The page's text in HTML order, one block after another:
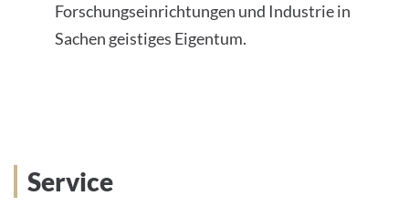
Forschungseinrichtungen und Industrie in
Sachen geistiges Eigentum.
Service